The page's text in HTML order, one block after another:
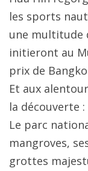
les sports
une multitude
initieront au
prix de
Et aux
la découverte :
Le parc
mangroves,
grottes